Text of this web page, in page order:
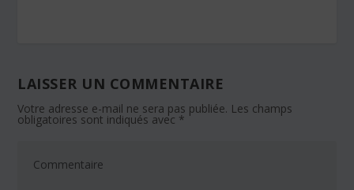
LAISSER UN COMMENTAIRE
Votre adresse e-mail ne sera pas publiée. Les champs
obligatoires sont indiqués avec *